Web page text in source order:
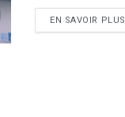
EN SAVOIR PLUS